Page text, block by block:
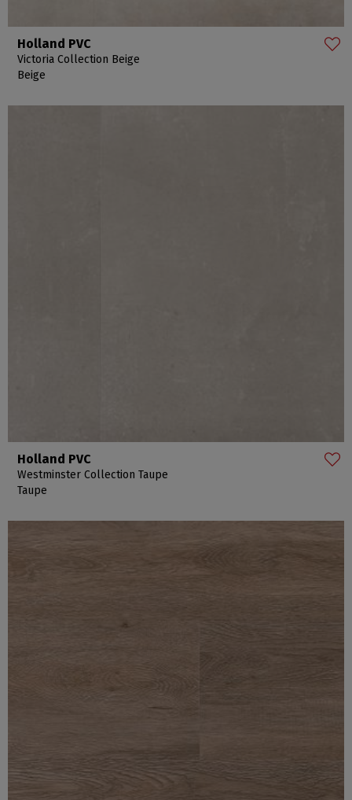
Holland PVC
Victoria Collection Beige
Beige
Holland PVC
Westminster Collection Taupe
Taupe